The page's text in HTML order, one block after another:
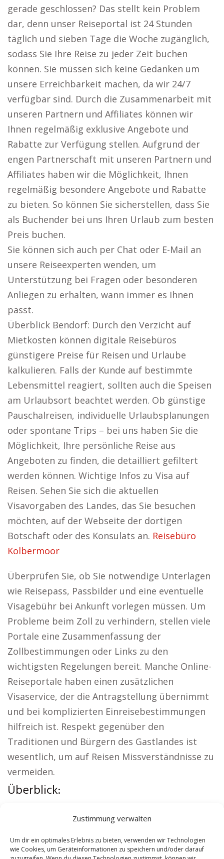
Zustimmung verwalten
Um dir ein optimales Erlebnis zu bieten, verwenden wir Technologien
wie Cookies, um Geräteinformationen zu speichern und/oder darauf
gerade geschlossen? Das stellt kein Problem
dar, denn unser Reiseportal ist 24 Stunden
täglich und sieben Tage die Woche zugänglich,
sodass Sie Ihre Reise zu jeder Zeit buchen
können. Sie müssen sich keine Gedanken um
unsere Erreichbarkeit machen, da wir 24/7
verfügbar sind. Durch die Zusammenarbeit mit
unseren Partnern und Affiliates können wir
Ihnen regelmäßig exklusive Angebote und
Rabatte zur Verfügung stellen. Aufgrund der
engen Partnerschaft mit unseren Partnern und
Affiliates haben wir die Möglichkeit, Ihnen
regelmäßig besondere Angebote und Rabatte
zu bieten. So können Sie sicherstellen, dass Sie
als Buchender bei uns Ihren Urlaub zum besten
Preis buchen.
Sie können sich auch per Chat oder E-Mail an
unsere Reiseexperten wenden, um
Unterstützung bei Fragen oder besonderen
Anliegen zu erhalten, wann immer es Ihnen
passt.
Überblick Bendorf: Durch den Verzicht auf
Mietkosten können digitale Reisebüros
günstigere Preise für Reisen und Urlaube
kalkulieren. Falls der Kunde auf bestimmte
Lebensmittel reagiert, sollten auch die Speisen
am Urlaubsort beachtet werden. Ob günstige
Pauschalreisen, individuelle Urlaubsplanungen
oder spontane Trips – bei uns haben Sie die
Möglichkeit, Ihre persönliche Reise aus
Angeboten zu finden, die detailliert gefiltert
werden können. Wichtige Infos zu Visa auf
Reisen. Sehen Sie sich die aktuellen
Visavorgaben des Landes, das Sie besuchen
möchten, auf der Webseite der dortigen
Botschaft oder des Konsulats an. Reisebüro
Kolbermoor
Überprüfen Sie, ob Sie notwendige Unterlagen
wie Reisepass, Passbilder und eine eventuelle
Visagebühr bei Ankunft vorlegen müssen. Um
Probleme beim Zoll zu verhindern, stellen viele
Portale eine Zusammenfassung der
Zollbestimmungen oder Links zu den
wichtigsten Regelungen bereit. Manche Online-
Reiseportale haben einen zusätzlichen
Visaservice, der die Antragstellung übernimmt
und bei komplizierten Einreisebestimmungen
hilfreich ist. Respekt gegenüber den
Traditionen und Bürgern des Gastlandes ist
wesentlich, um auf Reisen Missverständnisse zu
vermeiden.
Überblick:
Versicherung Bendorf|Wohnung mieten
Bendorf|Schamane Bendorf|Reisebüro
Bendorf|Versicherung Bendorf